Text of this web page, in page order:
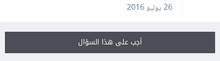
26 يوليو 2016
أجب على هذا السؤال